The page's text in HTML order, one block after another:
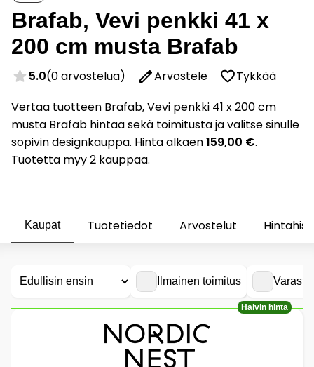
Brafab, Vevi penkki 41 x
200 cm musta Brafab
5.0(0 arvostelua) Arvostele
Tykkää
Vertaa tuotteen Brafab, Vevi penkki 41 x 200 cm
musta Brafab hintaa sekä toimitusta ja valitse sinulle
sopivin designkauppa. Hinta alkaen159,00 €.
Tuotetta myy 2 kauppaa.
Kaupat Tuotetiedot Arvostelut
Ilmainen toimitus
Halvin hinta